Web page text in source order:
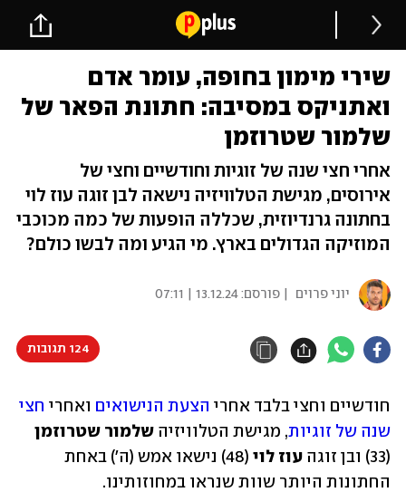
שירי מימון בחופה, עומר אדם
ואתניקס במסיבה: חתונת הפאר של
שלמור שטרוזמן
אחרי חצי שנה של זוגיות וחודשיים וחצי של
אירוסים, מגישת הטלוויזיה נישאה לבן זוגה עוז לוי
בחתונה גרנדיוזית, שכללה הופעות של כמה מכוכבי
המוזיקה הגדולים בארץ. מי הגיע ומה לבשו כולם?
יוני פרוים | פורסם:13.12.24 | 07:11
124 תגובות
חודשיים וחצי בלבד אחרי הצעת הנישואים ואחרי
שנה של זוגיות, מגישת הטלוויזיה שלמור שטרוזמן
(33) ובן זוגה
עוז לוי
החתונות היותר שוות שנראו במחוזותינו.